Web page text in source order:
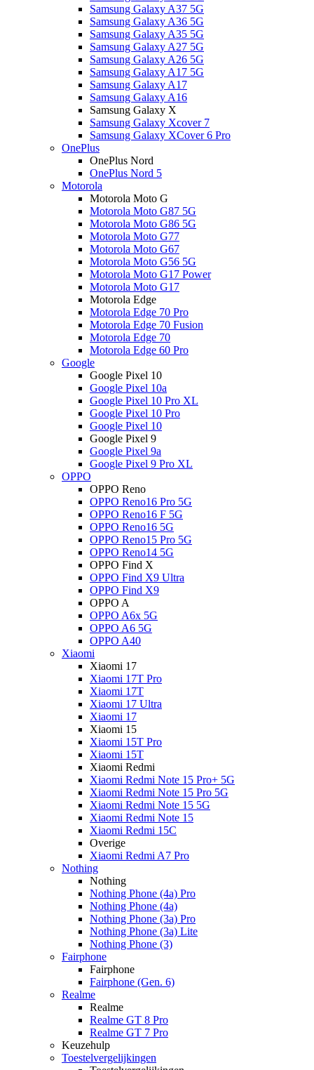
Samsung Galaxy A37 5G
Samsung Galaxy A36 5G
Samsung Galaxy A35 5G
Samsung Galaxy A27 5G
Samsung Galaxy A26 5G
Samsung Galaxy A17 5G
Samsung Galaxy A17
Samsung Galaxy A16
Samsung Galaxy X
Samsung Galaxy Xcover 7
Samsung Galaxy XCover 6 Pro
OnePlus
OnePlus Nord
OnePlus Nord 5
Motorola
Motorola Moto G
Motorola Moto G87 5G
Motorola Moto G86 5G
Motorola Moto G77
Motorola Moto G67
Motorola Moto G56 5G
Motorola Moto G17 Power
Motorola Moto G17
Motorola Edge
Motorola Edge 70 Pro
Motorola Edge 70 Fusion
Motorola Edge 70
Motorola Edge 60 Pro
Google
Google Pixel 10
Google Pixel 10a
Google Pixel 10 Pro XL
Google Pixel 10 Pro
Google Pixel 10
Google Pixel 9
Google Pixel 9a
Google Pixel 9 Pro XL
OPPO
OPPO Reno
OPPO Reno16 Pro 5G
OPPO Reno16 F 5G
OPPO Reno16 5G
OPPO Reno15 Pro 5G
OPPO Reno14 5G
OPPO Find X
OPPO Find X9 Ultra
OPPO Find X9
OPPO A
OPPO A6x 5G
OPPO A6 5G
OPPO A40
Xiaomi
Xiaomi 17
Xiaomi 17T Pro
Xiaomi 17T
Xiaomi 17 Ultra
Xiaomi 17
Xiaomi 15
Xiaomi 15T Pro
Xiaomi 15T
Xiaomi Redmi
Xiaomi Redmi Note 15 Pro+ 5G
Xiaomi Redmi Note 15 Pro 5G
Xiaomi Redmi Note 15 5G
Xiaomi Redmi Note 15
Xiaomi Redmi 15C
Overige
Xiaomi Redmi A7 Pro
Nothing
Nothing
Nothing Phone (4a) Pro
Nothing Phone (4a)
Nothing Phone (3a) Pro
Nothing Phone (3a) Lite
Nothing Phone (3)
Fairphone
Fairphone
Fairphone (Gen. 6)
Realme
Realme
Realme GT 8 Pro
Realme GT 7 Pro
Keuzehulp
Toestelvergelijkingen